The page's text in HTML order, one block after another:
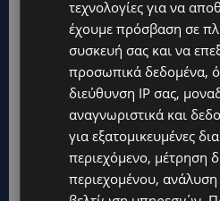
Εγκαινιάζουν μια νέα
hospitality
27 Ιουνίου, 2026
Μια κυπριακή συνεργασία
σύγχρονη ευεξία Με κοινό
φροντίδα, την πρόληψη και
τεχνολογίες για να
έχουμε πρόσβαση σε
συσκευή σας και να
προσωπικά δεδομένα,
διεύθυνση IP σας,
αναγνωριστικά και
για εξατομικευμένες
περιεχόμενο, μέτρηση
περιεχομένου, ανάλυση